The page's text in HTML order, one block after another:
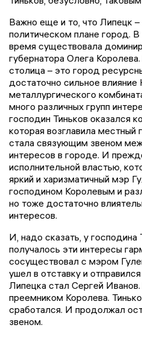
Важно еще и то, что Липецк
политическом плане город.
время существовала
губернатора Олега
столица – это город
достаточно сильное влияние
металлургического
много различных групп
господин Тиньков оказался
которая возглавила местный
стала связующим звеном
интересов в городе. И
исполнительной властью,
яркий и харизматичный мэр
господином Королевым и
но тоже достаточно
интересов.
И, надо сказать, у господина
получалось эти интересы
сосуществовал с мэром
ушел в отставку и
Липецка стал Сергей
преемником Королева.
сработался. И продолжал
звеном.